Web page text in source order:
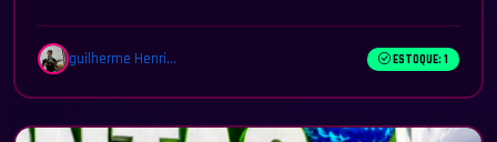
guilherme Henri... ESTOQUE: 1